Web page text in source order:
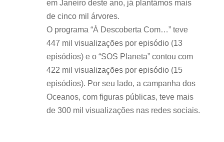
em Janeiro deste ano, já plantámos mais
de cinco mil árvores.
O programa “À Descoberta Com…” teve
447 mil visualizações por episódio (13
episódios) e o “SOS Planeta” contou com
422 mil visualizações por episódio (15
episódios). Por seu lado, a campanha dos
Oceanos, com figuras públicas, teve mais
de 300 mil visualizações nas redes sociais.